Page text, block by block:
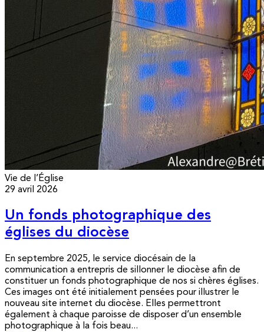
Vie de l’Église
29 avril 2026
Un fonds photographique des
églises du diocèse
En septembre 2025, le service diocésain de la
communication a entrepris de sillonner le diocèse afin de
constituer un fonds photographique de nos si chères églises.
Ces images ont été initialement pensées pour illustrer le
nouveau site internet du diocèse. Elles permettront
également à chaque paroisse de disposer d’un ensemble
photographique à la fois beau...